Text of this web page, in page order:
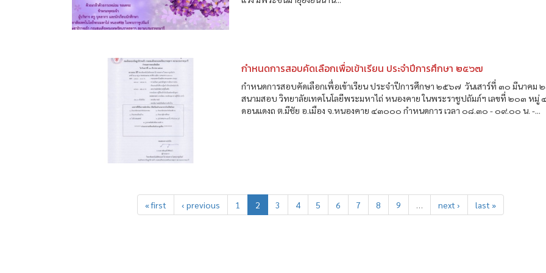
กำหนดการสอบคัดเลือกเพื่อเข้าเรียน ประจำปีการศึกษา ๒๕๖๗
กำหนดการสอบคัดเลือกเพื่อเข้าเรียน ประจำปีการศึกษา ๒๕๖๗ วันเสาร์ที่ ๓๐ มีนาคม
สนามสอบ วิทยาลัยเทคโนโลยีพระมหาไถ่ หนองคาย ในพระราชูปถัมภ์ฯ เลขที่ ๒๐๓ หมู่
ดอนแดงถ ต.มีชัย อ.เมือง จ.หนองคาย ๔๓๐๐๐ กำหนดการ เวลา ๐๘.๓๐ - ๐๙.๐๐ น. -...
« first ‹ previous 1 2 3 4 5 6 7 8 9 … next › last »